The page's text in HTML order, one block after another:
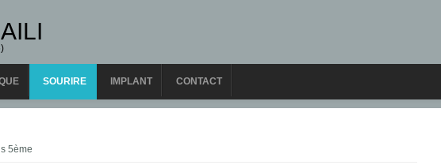
SOURIRE IMPLANT CONTACT
5ème